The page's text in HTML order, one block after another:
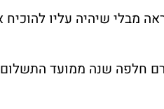
מבלי שיהיה עליו
חלפה שנה ממועד התשלום